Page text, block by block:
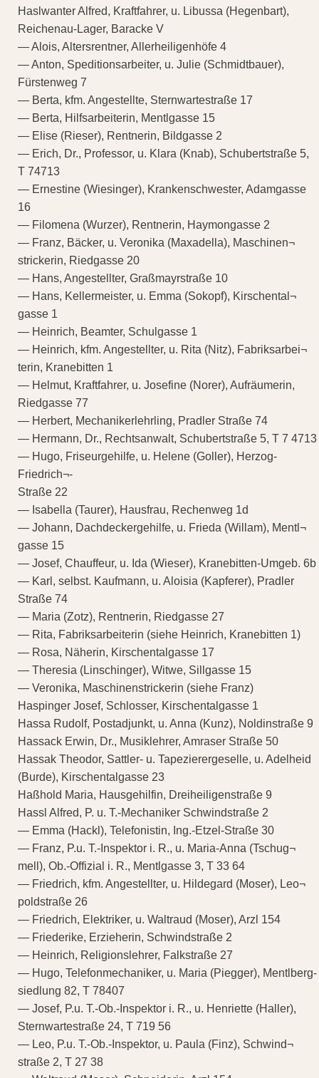
Haslwanter Alfred, Kraftfahrer, u. Libussa (Hegenbart),
Reichenau-Lager, Baracke V
— Alois, Altersrentner, Allerheiligenhöfe 4
— Anton, Speditionsarbeiter, u. Julie (Schmidtbauer),
Fürstenweg 7
— Berta, kfm. Angestellte, Sternwartestraße 17
— Berta, Hilfsarbeiterin, Mentlgasse 15
— Elise (Rieser), Rentnerin, Bildgasse 2
— Erich, Dr., Professor, u. Klara (Knab), Schubertstraße 5,
T 74713
— Ernestine (Wiesinger), Krankenschwester, Adamgasse
16
— Filomena (Wurzer), Rentnerin, Haymongasse 2
— Franz, Bäcker, u. Veronika (Maxadella), Maschinen¬
strickerin, Riedgasse 20
— Hans, Angestellter, Graßmayrstraße 10
— Hans, Kellermeister, u. Emma (Sokopf), Kirschental¬
gasse 1
— Heinrich, Beamter, Schulgasse 1
— Heinrich, kfm. Angestellter, u. Rita (Nitz), Fabriksarbei¬
terin, Kranebitten 1
— Helmut, Kraftfahrer, u. Josefine (Norer), Aufräumerin,
Riedgasse 77
— Herbert, Mechanikerlehrling, Pradler Straße 74
— Hermann, Dr., Rechtsanwalt, Schubertstraße 5, T 7 4713
— Hugo, Friseurgehilfe, u. Helene (Goller), Herzog-
Friedrich¬-
Straße 22
— Isabella (Taurer), Hausfrau, Rechenweg 1d
— Johann, Dachdeckergehilfe, u. Frieda (Willam), Mentl¬
gasse 15
— Josef, Chauffeur, u. Ida (Wieser), Kranebitten-Umgeb. 6b
— Karl, selbst. Kaufmann, u. Aloisia (Kapferer), Pradler
Straße 74
— Maria (Zotz), Rentnerin, Riedgasse 27
— Rita, Fabriksarbeiterin (siehe Heinrich, Kranebitten 1)
— Rosa, Näherin, Kirschentalgasse 17
— Theresia (Linschinger), Witwe, Sillgasse 15
— Veronika, Maschinenstrickerin (siehe Franz)
Haspinger Josef, Schlosser, Kirschentalgasse 1
Hassa Rudolf, Postadjunkt, u. Anna (Kunz), Noldinstraße 9
Hassack Erwin, Dr., Musiklehrer, Amraser Straße 50
Hassak Theodor, Sattler- u. Tapezierergeselle, u. Adelheid
(Burde), Kirschentalgasse 23
Haßhold Maria, Hausgehilfin, Dreiheiligenstraße 9
Hassl Alfred, P. u. T.-Mechaniker Schwindstraße 2
— Emma (Hackl), Telefonistin, Ing.-Etzel-Straße 30
— Franz, P.u. T.-Inspektor i. R., u. Maria-Anna (Tschug¬
mell), Ob.-Offizial i. R., Mentlgasse 3, T 33 64
— Friedrich, kfm. Angestellter, u. Hildegard (Moser), Leo¬
poldstraße 26
— Friedrich, Elektriker, u. Waltraud (Moser), Arzl 154
— Friederike, Erzieherin, Schwindstraße 2
— Heinrich, Religionslehrer, Falkstraße 27
— Hugo, Telefonmechaniker, u. Maria (Piegger), Mentlberg-
siedlung 82, T 78407
— Josef, P.u. T.-Ob.-Inspektor i. R., u. Henriette (Haller),
Sternwartestraße 24, T 719 56
— Leo, P.u. T.-Ob.-Inspektor, u. Paula (Finz), Schwind¬
straße 2, T 27 38